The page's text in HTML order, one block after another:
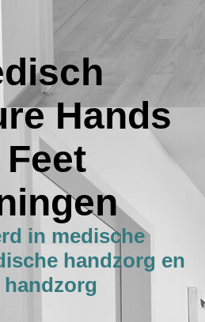
Hands
in medische
handzorg en